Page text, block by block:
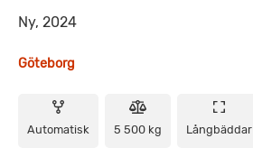
Ny, 2024
Göteborg
Automatisk 5 500 kg Långbäddar